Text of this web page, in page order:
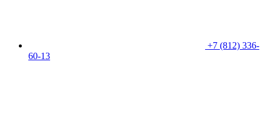
+7 (812) 336-
60-13